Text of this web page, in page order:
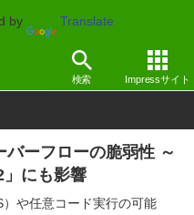
by Translate
検索 Impressサイト
バーフローの脆弱性 ～
にも影響
や任意コード実行の可能